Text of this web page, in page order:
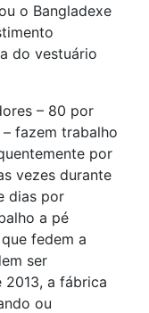
o Bangladexe
do vestuário
– 80 por
fazem trabalho
por
vezes durante
dias por
a pé
fedem a
ser
a fábrica
ou